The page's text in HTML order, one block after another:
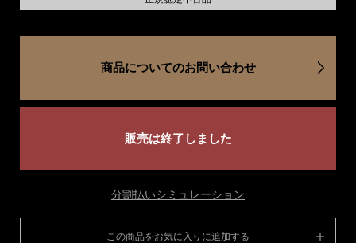
商品についてのお問い合わせ
販売は終了しました
分割払いシミュレーション
この商品をお気に入りに追加する